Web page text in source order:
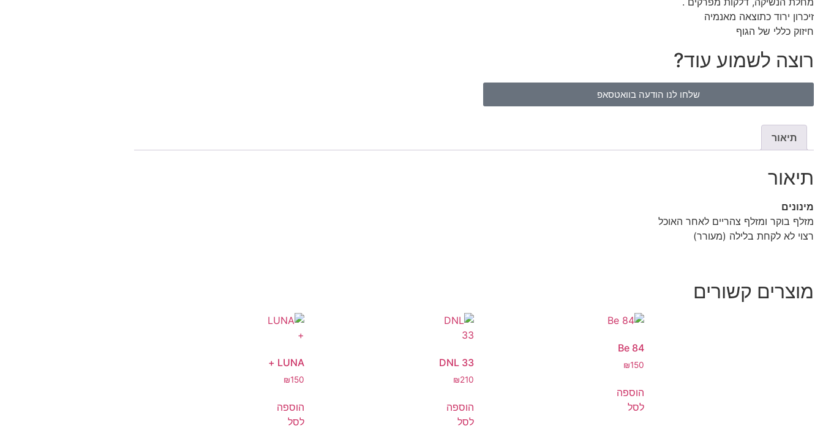
זיכרון ירוד כתוצאה מאנמיה
חיזוק כללי של הגוף
רוצה לשמוע עוד?
שלחו לנו הודעה בוואטסאפ
תיאור
תיאור
מינונים
מזלף בוקר ומזלף צהריים לאחר האוכל
רצוי לא לקחת בלילה (מעורר)
מוצרים קשורים
84 Be
₪150
הוספה
לסל
DNL 33
₪210
הוספה
לסל
LUNA +
₪150
הוספה
לסל